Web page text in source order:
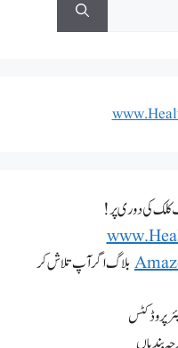
کی دوری پر!
بلاگ اگر آپ تلاش کر
پروڈکٹس